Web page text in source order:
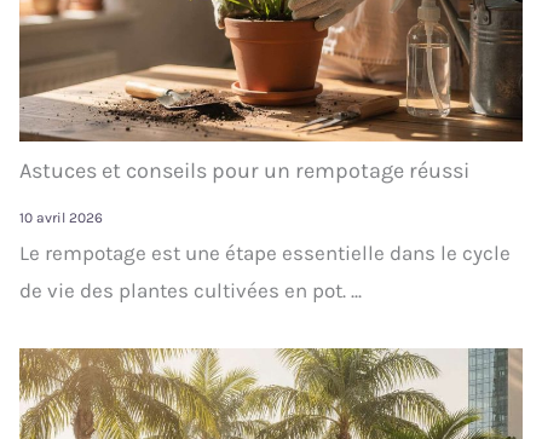
Astuces et conseils pour un rempotage réussi
10 avril 2026
Le rempotage est une étape essentielle dans le cycle
de vie des plantes cultivées en pot. ...